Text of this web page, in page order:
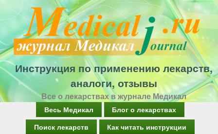
Перейти
к
основному
содержанию
Инструкция по применению лекарств,
аналоги, отзывы
Все о лекарствах в журнале Медикал
Весь Медикал
Блог о лекарствах
Поиск лекарств
Как читать инструкции